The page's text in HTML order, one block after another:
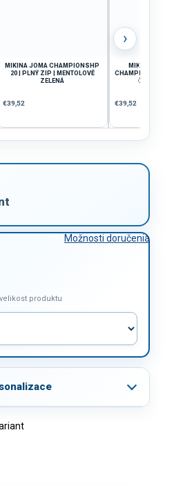
MIKINA JOMA CHAMPIONSHP
20 | PLNÝ ZIP | MENTOLOVĚ
ZELENÁ
€39,52
MIKINA
CHAMPIONSHIP
ČERNÁ-
€39,52
›
produktu
Možnosti doručenia